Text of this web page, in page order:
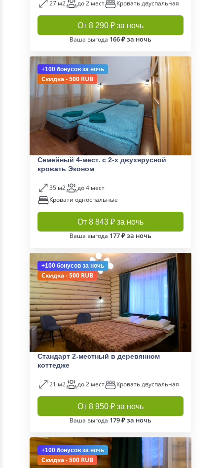
27 м2 до 2 мест Кровать двуспальная
От 8 290 ₽ за ночь
Ваша выгода 166 ₽ за ночь
+100 бонусов за ночь
Скидка - 500 RUB
Семейный 4-мест. с 2-х двухярусной
кровать Эконом
35 м2
до 4 мест
Кровати односпальные
От 8 843 ₽ за ночь
Ваша выгода 177 ₽ за ночь
+100 бонусов за ночь
Скидка - 500 RUB
Стандарт 2-местный в деревянном
коттедже
21 м2 до 2 мест Кровать двуспальная
От 8 950 ₽ за ночь
Ваша выгода 179 ₽ за ночь
+100 бонусов за ночь
Скидка - 500 RUB